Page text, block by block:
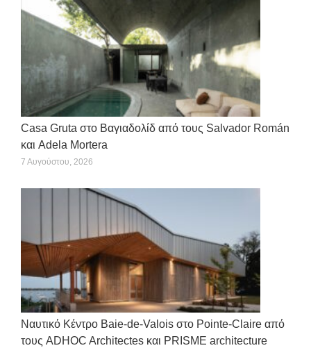
Casa Gruta στο Βαγιαδολίδ από τους Salvador Román
και Adela Mortera
7 Αυγούστου, 2026
Ναυτικό Κέντρο Baie-de-Valois στο Pointe-Claire από
τους ADHOC Architectes και PRISME architecture